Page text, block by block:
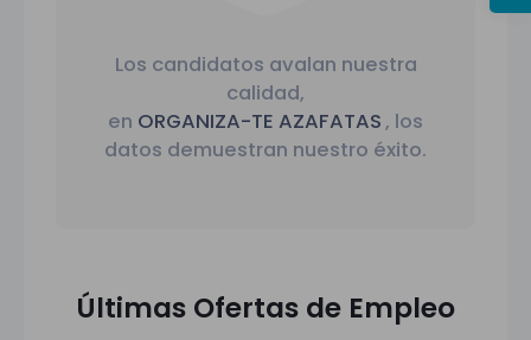
Los candidatos avalan nuestra
calidad,
en ORGANIZA-TE AZAFATAS, los
datos demuestran nuestro éxito.
Últimas Ofertas de Empleo